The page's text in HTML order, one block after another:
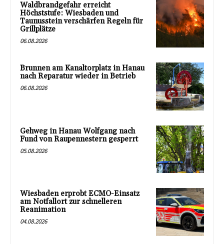
Waldbrandgefahr erreicht
Höchststufe: Wiesbaden und
Taunusstein verschärfen Regeln für
Grillplätze
06.08.2026
Brunnen am Kanaltorplatz in Hanau
nach Reparatur wieder in Betrieb
06.08.2026
Gehweg in Hanau Wolfgang nach
Fund von Raupennestern gesperrt
05.08.2026
Wiesbaden erprobt ECMO-Einsatz
am Notfallort zur schnelleren
Reanimation
04.08.2026